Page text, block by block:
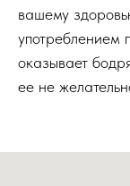
вашему
употреблением
оказывает
ее не